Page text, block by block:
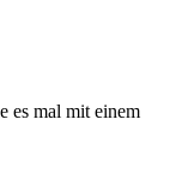
es mal mit einem